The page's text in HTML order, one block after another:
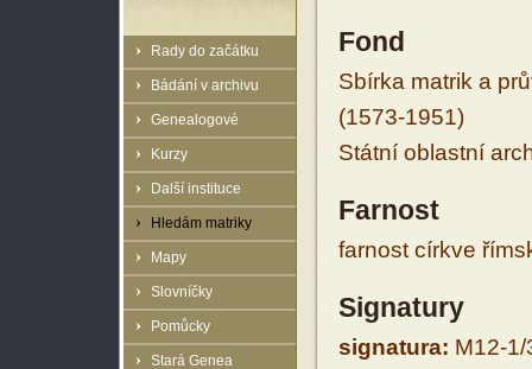
Rady do začátku
Bádání v archivu
Genealogové
Kurzy
Další instituce
Hledám matriky
Mapy
Slovníčky
Pomůcky
Stará Genea
Fond
Sbírka matrik a
(1573-1951)
Státní oblastní
Farnost
farnost církve
Signatury
signatura: M12-1/